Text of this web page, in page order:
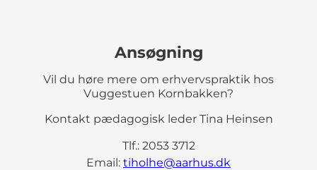
Ansøgning
Vil du høre mere om erhvervspraktik hos
Vuggestuen Kornbakken?
Kontakt pædagogisk leder Tina Heinsen
Tlf.: 2053 3712
Email: tiholhe@aarhus.dk